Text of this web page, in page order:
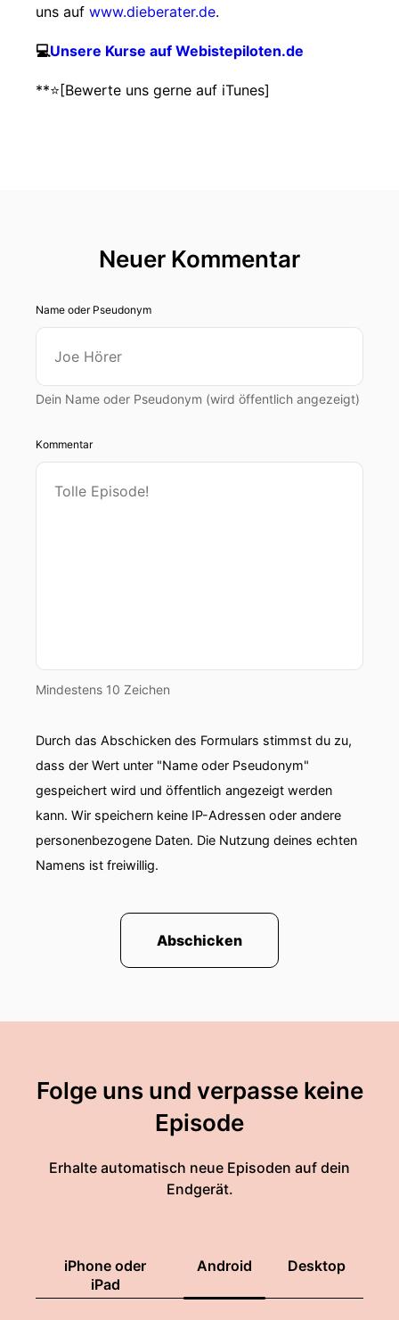
uns auf www.dieberater.de.
💻Unsere Kurse auf Webistepiloten.de
**⭐️[Bewerte uns gerne auf iTunes]
Neuer Kommentar
Name oder Pseudonym
Dein Name oder Pseudonym (wird öffentlich angezeigt)
Kommentar
Mindestens 10 Zeichen
Durch das Abschicken des Formulars stimmst du zu,
dass der Wert unter "Name oder Pseudonym"
gespeichert wird und öffentlich angezeigt werden
kann. Wir speichern keine IP-Adressen oder andere
personenbezogene Daten. Die Nutzung deines echten
Namens ist freiwillig.
Abschicken
Folge uns und verpasse keine
Episode
Erhalte automatisch neue Episoden auf dein
Endgerät.
iPhone oder
iPad
Android Desktop